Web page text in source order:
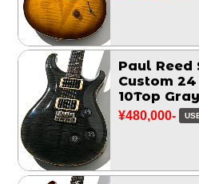
Paul Reed
Custom
10Top
¥480,000-